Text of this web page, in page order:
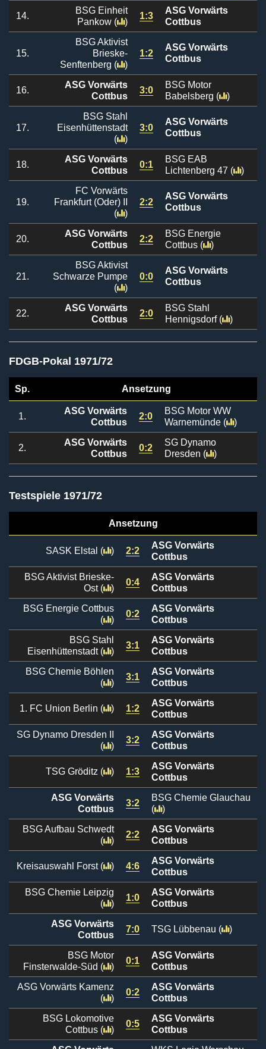
14.
BSG Einheit
Pankow ( )
1:3
ASG Vorwärts
Cottbus
15.
BSG Aktivist
Brieske-
Senftenberg ( )
1:2
ASG Vorwärts
Cottbus
16.
ASG Vorwärts
Cottbus
3:0
BSG Motor
Babelsberg ( )
17.
BSG Stahl
Eisenhüttenstadt
(
)
3:0
ASG Vorwärts
Cottbus
18.
ASG Vorwärts
Cottbus
0:1
BSG EAB
Lichtenberg 47 ( )
19.
FC Vorwärts
Frankfurt (Oder) II
(
)
2:2
ASG Vorwärts
Cottbus
20.
ASG Vorwärts
Cottbus
2:2
BSG Energie
Cottbus ( )
21.
BSG Aktivist
Schwarze Pumpe
(
)
0:0
ASG Vorwärts
Cottbus
22.
ASG Vorwärts
Cottbus
2:0
BSG Stahl
Hennigsdorf ( )
FDGB-Pokal 1971/72
Sp. Ansetzung
1.
ASG Vorwärts
Cottbus
2:0
BSG Motor WW
Warnemünde ( )
2.
ASG Vorwärts
Cottbus
0:2
SG Dynamo
Dresden ( )
Testspiele 1971/72
Ansetzung
SASK Elstal ( ) 2:2
ASG Vorwärts
Cottbus
BSG Aktivist Brieske-
Ost ( )
0:4
ASG Vorwärts
Cottbus
BSG Energie Cottbus
(
)
0:2
ASG Vorwärts
Cottbus
BSG Stahl
Eisenhüttenstadt ( )
3:1
ASG Vorwärts
Cottbus
BSG Chemie Böhlen
(
)
3:1
ASG Vorwärts
Cottbus
1. FC Union Berlin ( ) 1:2
ASG Vorwärts
Cottbus
SG Dynamo Dresden II
(
)
3:2
ASG Vorwärts
Cottbus
TSG Gröditz ( ) 1:3
ASG Vorwärts
Cottbus
ASG Vorwärts
Cottbus
3:2
BSG Chemie Glauchau
(
)
BSG Aufbau Schwedt
(
)
2:2
ASG Vorwärts
Cottbus
Kreisauswahl Forst ( ) 4:6
ASG Vorwärts
Cottbus
BSG Chemie Leipzig
(
)
1:0
ASG Vorwärts
Cottbus
ASG Vorwärts
Cottbus
7:0 TSG Lübbenau ( )
BSG Motor
Finsterwalde-Süd ( )
0:1
ASG Vorwärts
Cottbus
ASG Vorwärts Kamenz
(
)
0:2
ASG Vorwärts
Cottbus
BSG Lokomotive
Cottbus ( )
0:5
ASG Vorwärts
Cottbus